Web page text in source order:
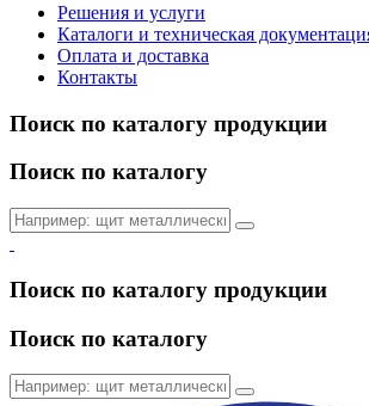
Решения и услуги
Каталоги и техническая
Оплата и доставка
Контакты
Поиск по каталогу продукции
Поиск по каталогу
Поиск по каталогу продукции
Поиск по каталогу